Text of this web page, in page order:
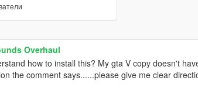
Overhaul
how to install this? My gta V copy doesn't
the comment says......please give me clear